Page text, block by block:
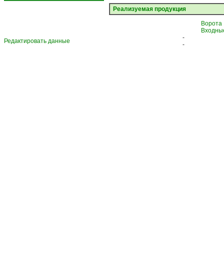
Реализуемая продукция
Ворота
Редактировать данные
-
-